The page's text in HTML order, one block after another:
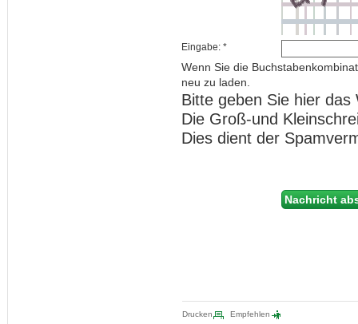
Eingabe: *
Wenn Sie die
neu zu laden.
Bitte geben Sie hier
Die Groß-und
Dies dient der
Drucken Empfehlen